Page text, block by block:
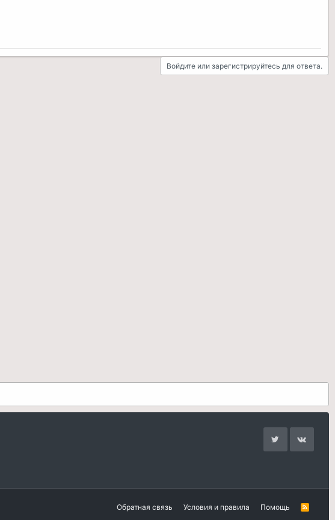
Войдите или зарегистрируйтесь для ответа.
Обратная связь Условия и правила Помощь